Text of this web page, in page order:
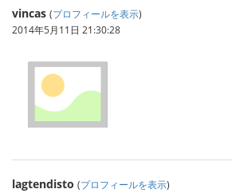
vincas (プロフィールを表示)
2014年5月11日 21:30:28
lagtendisto (プロフィールを表示)